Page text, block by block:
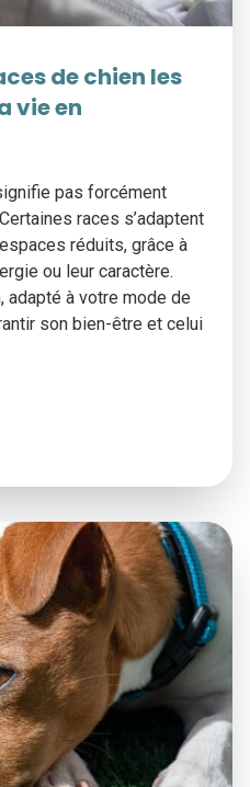
de chien les
vie en
pas forcément
races s’adaptent
réduits, grâce à
ou leur caractère.
adapté à votre mode de
son bien-être et celui